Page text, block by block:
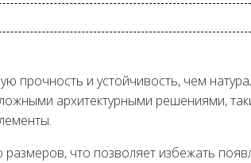
прочность и устойчивость, чем
архитектурными решениями,
что позволяет избежать